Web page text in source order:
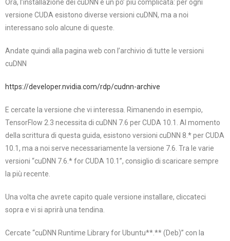
Ora, l’installazione dei cuDNN è un po’ più complicata: per ogni
versione CUDA esistono diverse versioni cuDNN, ma a noi
interessano solo alcune di queste.
Andate quindi alla pagina web con l’archivio di tutte le versioni
cuDNN
https://developer.nvidia.com/rdp/cudnn-archive
E cercate la versione che vi interessa. Rimanendo in esempio,
TensorFlow 2.3 necessita di cuDNN 7.6 per CUDA 10.1. Al momento
della scrittura di questa guida, esistono versioni cuDNN 8.* per CUDA
10.1, ma a noi serve necessariamente la versione 7.6. Tra le varie
versioni “cuDNN 7.6.* for CUDA 10.1”, consiglio di scaricare sempre
la più recente.
Una volta che avrete capito quale versione installare, cliccateci
sopra e vi si aprirà una tendina.
Cercate “cuDNN Runtime Library for Ubuntu**.** (Deb)” con la